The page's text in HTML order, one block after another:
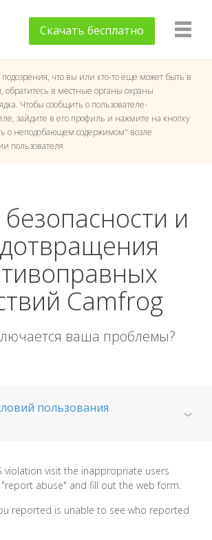
Скачать бесплатно
подозрения, что вы или кто-то еще может быть в
обратитесь в местные органы охраны
Чтобы сообщить о пользователе-
зайдите в его профиль и нажмите на кнопку
о неподобающем содержимом" возле
пользователя
и
Camfrog
ваша проблемы?
пользования
подростков
violation visit the inappropriate users
abuse" and fill out the web form.
reported is unable to see who reported